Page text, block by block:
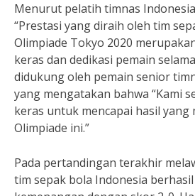
Menurut pelatih timnas
“Prestasi yang diraih oleh tim
Olimpiade Tokyo 2020
keras dan dedikasi pemain
didukung oleh pemain senior
yang mengatakan bahwa “Kami
keras untuk mencapai hasil yang
Olimpiade ini.”
Pada pertandingan terakhir
tim sepak bola Indonesia